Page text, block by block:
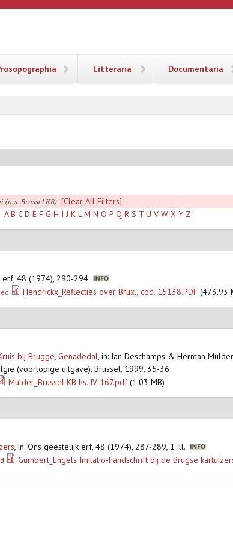
Litteraria Documentaria
(ms. Brussel KB)
[Clear All Filters]
A B C D E F G H I J K L M N O P Q R S T U V W X Y Z
erf, 48 (1974), 290-294
Hendrickx_Reflecties over Brux., cod. 15138.PDF (473.93
bij Brugge, Genadedal, in: Jan Deschamps & Herman
(voorlopige uitgave), Brussel, 1999, 35-36
Mulder_Brussel KB hs. IV 167.pdf(1.03 MB)
, in: Ons geestelijk erf, 48 (1974), 287-289, 1 ill.
Gumbert_Engels Imitatio-handschrift bij de Brugse